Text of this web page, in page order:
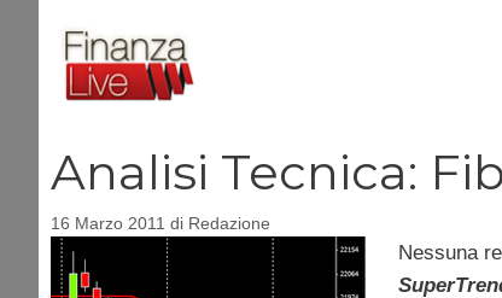
contenuto
Analisi Tecnica:
16 Marzo 2011 di Redazione
Nessuna